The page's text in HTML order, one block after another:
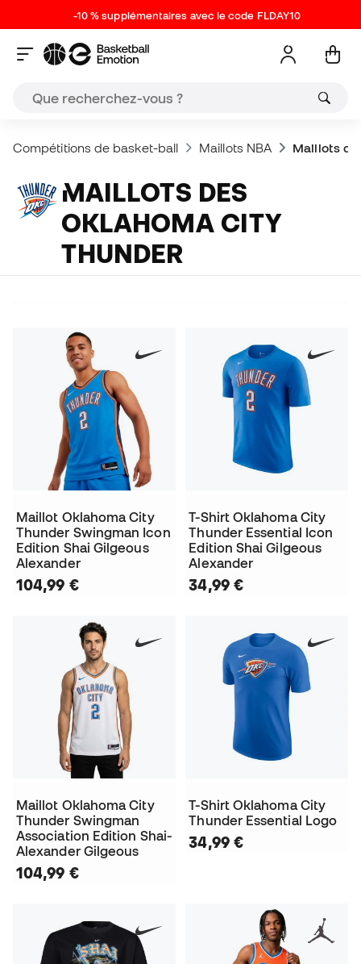
-10 % supplémentaires avec le code FLDAY10
Compétitions de basket-ball Maillots NBA Maillots
MAILLOTS DES
OKLAHOMA CITY
THUNDER
Maillot Oklahoma City
Thunder Swingman Icon
Edition Shai Gilgeous
Alexander
104,99 €
T-Shirt Oklahoma City
Thunder Essential Icon
Edition Shai Gilgeous
Alexander
34,99 €
Maillot Oklahoma City
Thunder Swingman
Association Edition Shai-
Alexander Gilgeous
104,99 €
T-Shirt Oklahoma City
Thunder Essential Logo
34,99 €